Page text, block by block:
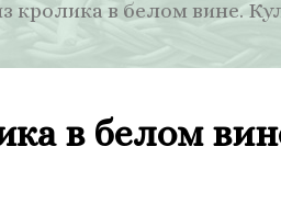
кролика в белом вине.
в белом